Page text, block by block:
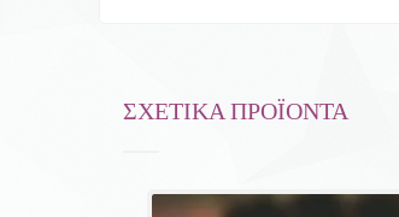
ΣΧΕΤΙΚΆ ΠΡΟΪΌΝΤΑ